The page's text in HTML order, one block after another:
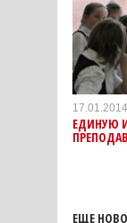
17.01.2014
ЕДИНУЮ
ЕЩЕ